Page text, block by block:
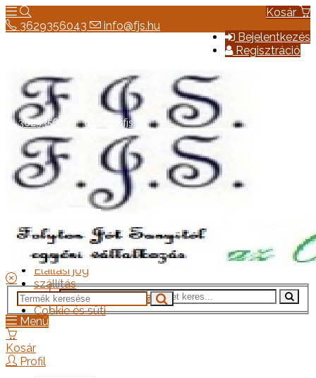
Kosár
Bejelentkezés
Regisztráció
3629356043 info@fjs.hu
Hírek
Elérhetőség
Általános szerződési feltételek
Elállási jog
szállítás
Adatkezelési tájékoztató
Cookie és süti
3629356043 info@fjs.hu
Menü
Kosár
Profil